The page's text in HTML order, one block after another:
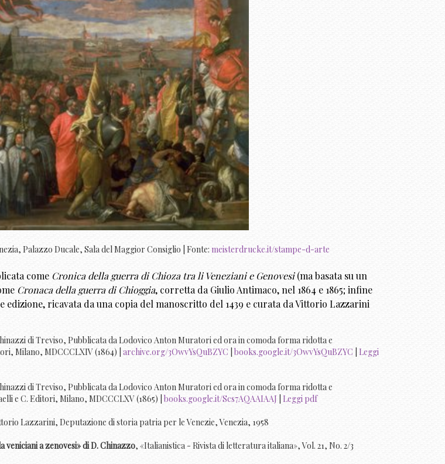
Palazzo Ducale, Sala del Maggior Consiglio | Fonte: meisterdrucke.it/stampe-d-arte
come Cronica della guerra di Chioza tra li Veneziani e Genovesi(ma basata su un
Cronaca della guerra di Chioggia, corretta da Giulio Antimaco, nel 1864 e 1865; infine
edizione, ricavata da una copia del manoscritto del 1439 e curata da Vittorio Lazzarini
di Treviso, Pubblicata da Lodovico Anton Muratori ed ora in comoda forma ridotta e
Milano, MDCCCLXIV (1864) | archive.org/3OwvYsQuBZYC books.google.it/3OwvYsQuBZYC Leggi
di Treviso, Pubblicata da Lodovico Anton Muratori ed ora in comoda forma ridotta e
e C. Editori, Milano, MDCCCLXV (1865) | books.google.it/Scs7AQAAIAAJ Leggi pdf
Lazzarini, Deputazione di storia patria per le Venezie, Venezia, 1958
a zenovesi» di D. Chinazzo, «Italianistica - Rivista di letteratura italiana», Vol. 21, No. 2/3